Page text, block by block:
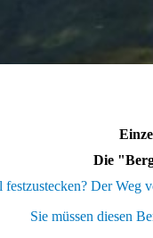
Die
festzustecken? Der
Sie müssen diesen